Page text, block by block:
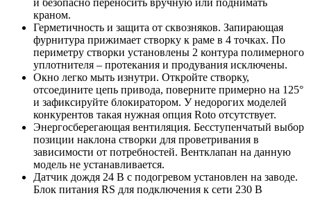
краном.
Герметичность и защита от сквозняков. Запирающая
фурнитура прижимает створку к раме в 4 точках. По
периметру створки установлены 2 контура полимерного
уплотнителя – протекания и продувания исключены.
Окно легко мыть изнутри. Откройте створку,
отсоедините цепь привода, поверните примерно на 125°
и зафиксируйте блокиратором. У недорогих моделей
конкурентов такая нужная опция Roto отсутствует.
Энергосберегающая вентиляция. Бесступенчатый выбор
позиции наклона створки для проветривания в
зависимости от потребностей. Вентклапан на данную
модель не устанавливается.
Датчик дождя 24 В c подогревом установлен на заводе.
Блок питания RS для подключения к сети 230 В